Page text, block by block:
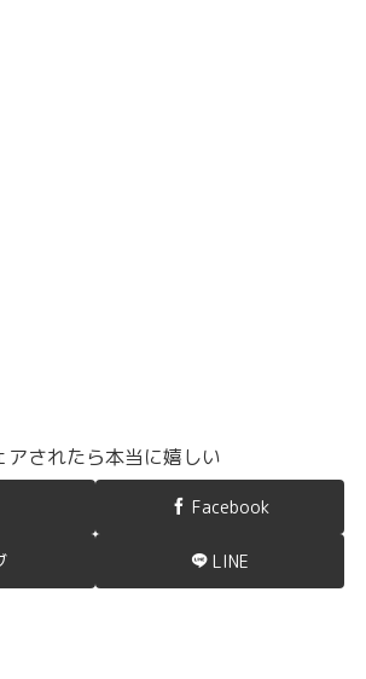
アされたら本当に嬉しい
Facebook
LINE